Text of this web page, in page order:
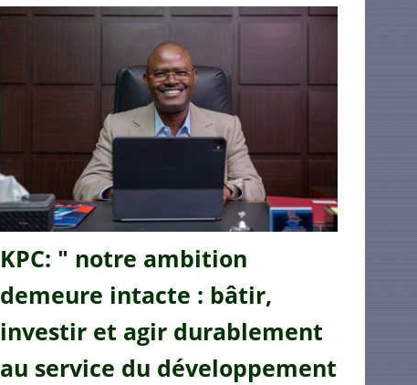
KPC: " notre ambition
demeure intacte : bâtir,
investir et agir durablement
au service du développement